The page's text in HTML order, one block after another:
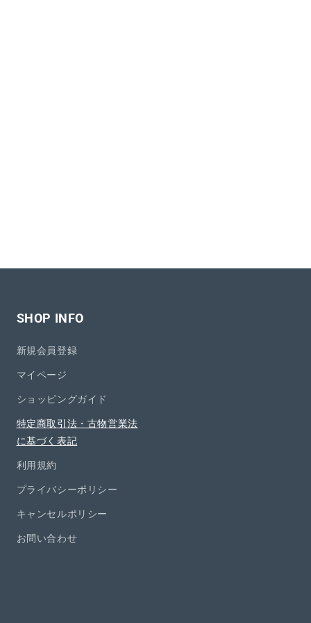
SHOP INFO
新規会員登録
マイページ
ショッピングガイド
特定商取引法・古物営業法
に基づく表記
利用規約
プライバシーポリシー
キャンセルポリシー
お問い合わせ